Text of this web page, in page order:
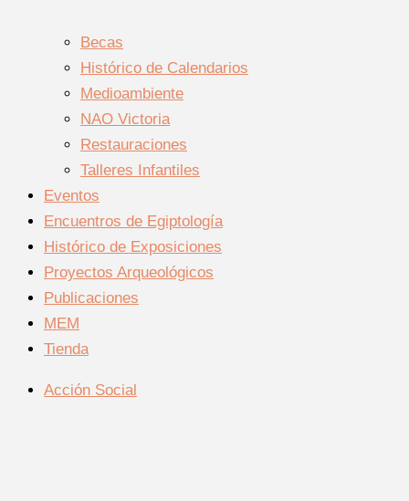
Becas
Histórico de Calendarios
Medioambiente
NAO Victoria
Restauraciones
Talleres Infantiles
Eventos
Encuentros de Egiptología
Histórico de Exposiciones
Proyectos Arqueológicos
Publicaciones
MEM
Tienda
Acción Social